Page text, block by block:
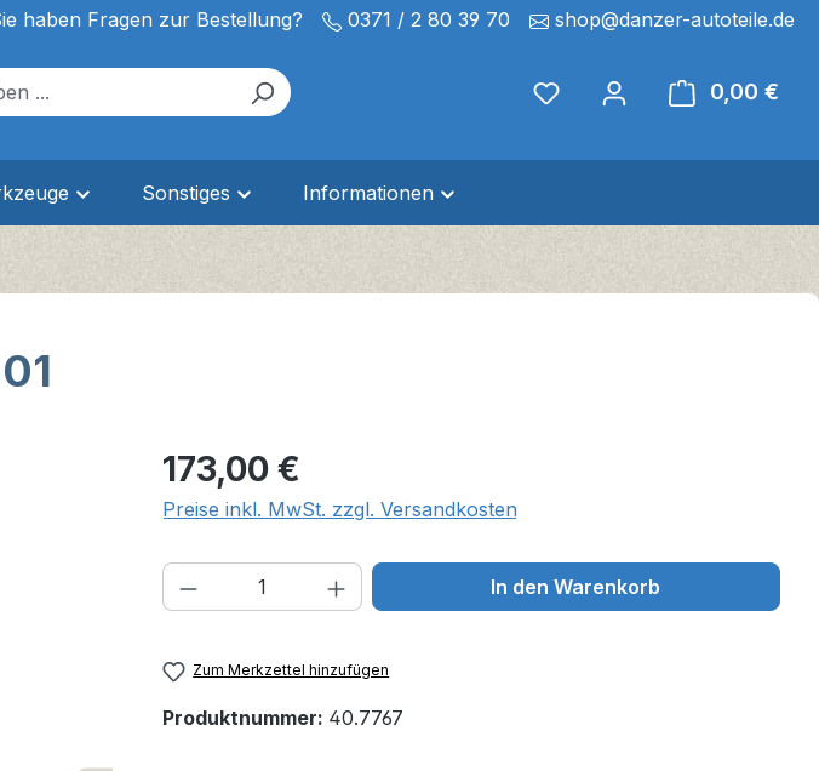
haben Fragen zur Bestellung? 0371 / 2 80 39 70 shop@danzer-autoteile.de
0,00 €
Sonstiges Informationen
Regulärer Preis:
173,00 €
Preise inkl. MwSt. zzgl. Versandkosten
Produkt Anzahl: Gib den gewünschten Wert
In den Warenkorb
Zum Merkzettel hinzufügen
Produktnummer: 40.7767